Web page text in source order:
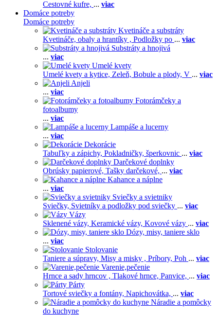
Cestovné kufre, ... viac
Domáce potreby
Domáce potreby
Kvetináče a substráty
Kvetináče, obaly a hrantíky , Podložky po ... viac
Substráty a hnojivá
... viac
Umelé kvety
Umelé kvety a kytice, Zeleň, Bobule a plody, V ... viac
Anjeli
... viac
Fotorámčeky a
fotoalbumy
... viac
Lampáše a lucerny
... viac
Dekorácie
Tabuľky a zápichy, Pokladničky, šperkovnic ... viac
Darčekové doplnky
Obrúsky papierové, Tašky darčekové, ... viac
Kahance a náplne
... viac
Sviečky a svietniky
Sviečky, Svietníky a podložky pod sviečky ... viac
Vázy
Sklenené vázy, Keramické vázy, Kovové vázy ... viac
Dózy, misy, taniere sklo
... viac
Stolovanie
Taniere a súpravy, Misy a misky , Príbory, Poh ... viac
Varenie,pečenie
Hrnce a sady hrncov , Tlakové hrnce, Panvice, ... viac
Párty
Tortové sviečky a fontány, Napichovátka, ... viac
Náradie a pomôcky
do kuchyne